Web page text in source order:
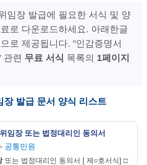
임장 발급에 필요한 서식 및 양
로 다운로드하세요. 아래한글
로 제공됩니다. "인감증명서
관련 무료 서식 목록의 1페이지
장 발급 문서 양식 리스트
임장 또는 법정대리인 동의서
공통민원
또는 법정대리인 동의서 [ 제○호서식] □